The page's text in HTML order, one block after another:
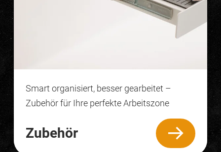
Smart organisiert, besser gearbeitet –
Zubehör für Ihre perfekte Arbeitszone
Zubehör